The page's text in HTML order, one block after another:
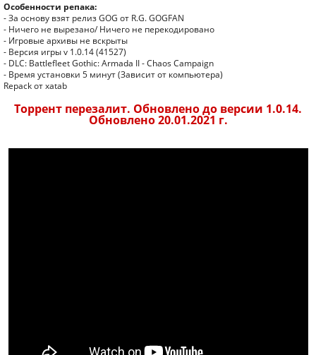
Особенности репака:
- За основу взят релиз GOG от R.G. GOGFAN
- Ничего не вырезано/ Ничего не перекодировано
- Игровые архивы не вскрыты
- Версия игры v 1.0.14 (41527)
- DLC: Battlefleet Gothic: Armada II - Chaos Campaign
- Время установки 5 минут (Зависит от компьютера)
Repack от xatab
Торрент перезалит. Обновлено до версии 1.0.14.
Обновлено 20.01.2021 г.